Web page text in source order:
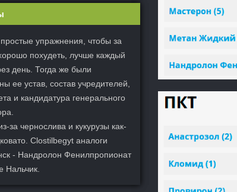
упражнения, чтобы за
похудеть, лучше каждый
день. Тогда же были
ее устав, состав учредителей,
и кандидатура генерального
за чернослива и кукурузы как-
Clostilbegyt аналоги
- Нандролон Фенилпропионат
Нальчик.